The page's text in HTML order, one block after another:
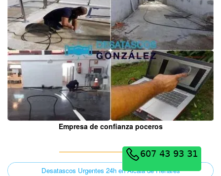
Empresa de confianza poceros
Desatascos Urgentes 24h en Alcalá de Henares